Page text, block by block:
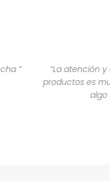
”
“La atención y
productos es
algo